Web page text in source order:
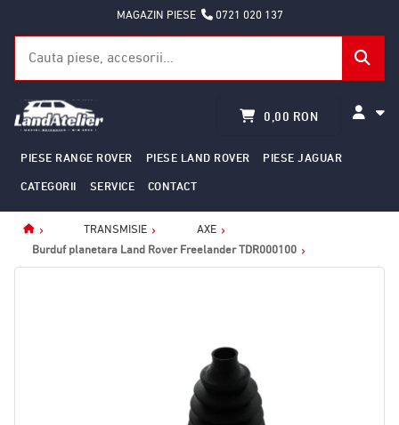
MAGAZIN PIESE 0721 020 137
0,00 RON
PIESE RANGE ROVER PIESE LAND ROVER PIESE JAGUAR
CATEGORII SERVICE CONTACT
Home
TRANSMISIE
AXE
Burduf planetara Land Rover Freelander TDR000100